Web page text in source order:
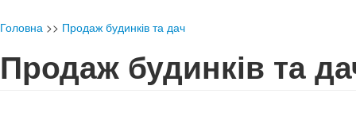
Головна >> Продаж будинків та дач
Продаж будинків та